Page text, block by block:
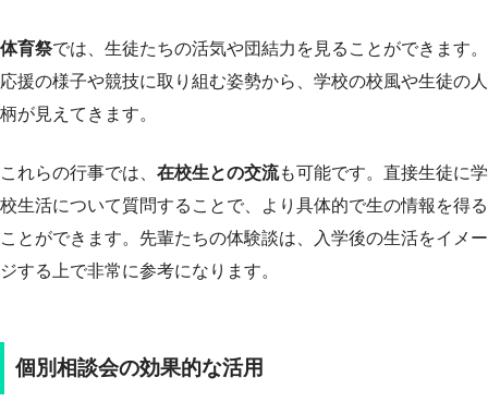
体育祭では、生徒たちの活気や団結力を見ることができます。
応援の様子や競技に取り組む姿勢から、学校の校風や生徒の人
柄が見えてきます。
これらの行事では、 在校生との交流も可能です。直接生徒に学
校生活について質問することで、より具体的で生の情報を得る
ことができます。先輩たちの体験談は、入学後の生活をイメー
ジする上で非常に参考になります。
個別相談会の効果的な活用